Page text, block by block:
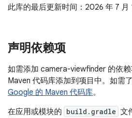
此库的最后更新时间：2026 年 7 月
声明依赖项
如需添加 camera-viewfinder 的依
Maven 代码库添加到项目中。如需
Google 的 Maven 代码库。
在应用或模块的 build.gradle 文